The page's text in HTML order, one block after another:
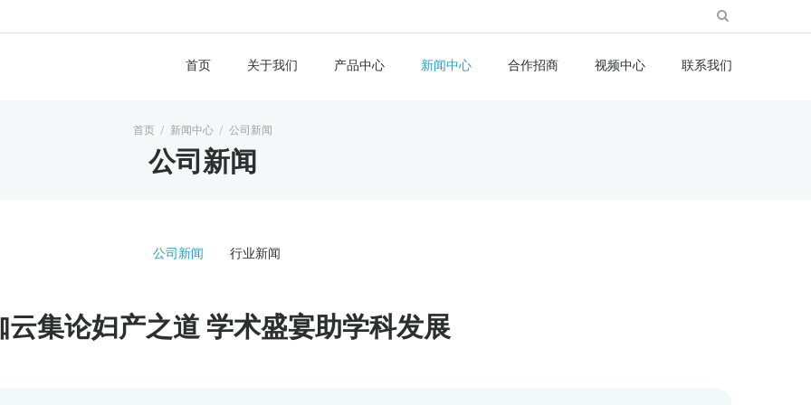
首页 关于我们 产品中心 新闻中心 合作招商 视频中心 联系我们
首页 / 新闻中心 / 公司新闻
公司新闻
公司新闻 行业新闻
云集论妇产之道 学术盛宴助学科发展